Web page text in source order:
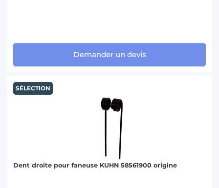
Demander un devis
SÉLECTION
Dent droite pour faneuse KUHN 58561900 origine